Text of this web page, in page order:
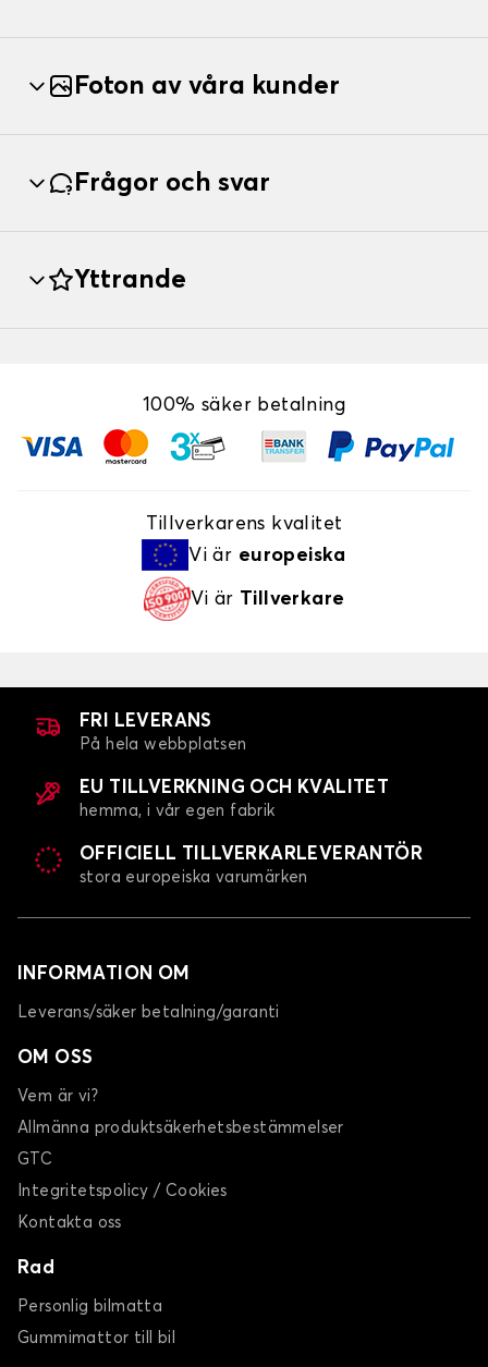
Foton av våra kunder
Frågor och svar
Yttrande
100% säker betalning
Tillverkarens kvalitet
Vi är europeiska
Vi är Tillverkare
FRI LEVERANS
På hela webbplatsen
EU TILLVERKNING OCH KVALITET
hemma, i vår egen fabrik
OFFICIELL TILLVERKARLEVERANTÖR
stora europeiska varumärken
INFORMATION OM
Leverans/säker betalning/garanti
OM OSS
Vem är vi?
Allmänna produktsäkerhetsbestämmelser
GTC
Integritetspolicy / Cookies
Kontakta oss
Rad
Personlig bilmatta
Gummimattor till bil